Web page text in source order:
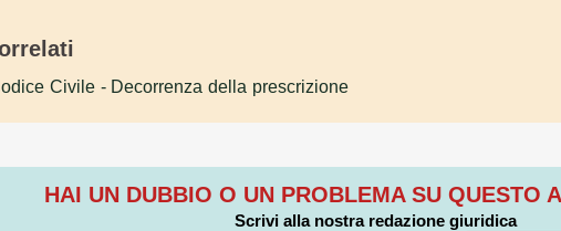
Civile - Decorrenza della prescrizione
HAI UN DUBBIO O UN PROBLEMA SU QUESTO
Scrivi alla nostra redazione giuridica